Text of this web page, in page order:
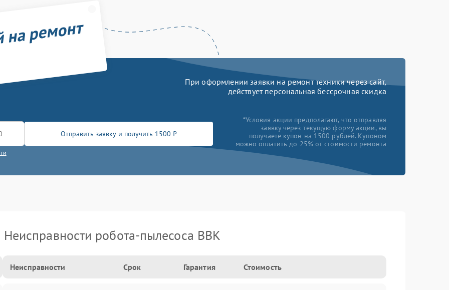
ремонт
При оформлении заявки на ремонт техники через сайт,
действует персональная бессрочная скидка
Отправить заявку и получить 1500 ₽
*Условия акции предполагают, что отправляя
заявку через текущую форму акции, вы
получаете купон на 1500 рублей. Купоном
можно оплатить до 25% от стоимости ремонта
Неисправности робота-пылесоса BBK
Неисправности Срок Гарантия Стоимость